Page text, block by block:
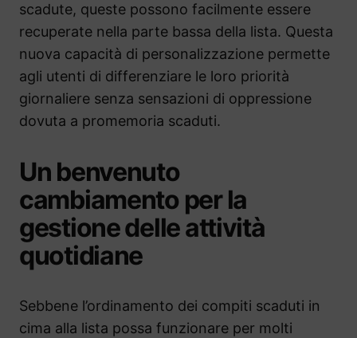
scadute, queste possono facilmente essere
recuperate nella parte bassa della lista. Questa
nuova capacità di personalizzazione permette
agli utenti di differenziare le loro priorità
giornaliere senza sensazioni di oppressione
dovuta a promemoria scaduti.
Un benvenuto
cambiamento per la
gestione delle attività
quotidiane
Sebbene l’ordinamento dei compiti scaduti in
cima alla lista possa funzionare per molti